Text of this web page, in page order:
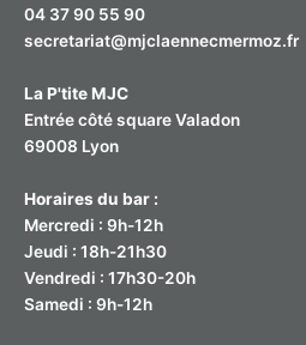
04 37 90 55 90
secretariat@mjclaennecmermoz.fr
La P'tite MJC
Entrée côté square Valadon
69008 Lyon
Horaires du bar :
Mercredi : 9h-12h
Jeudi : 18h-21h30
Vendredi : 17h30-20h
Samedi : 9h-12h